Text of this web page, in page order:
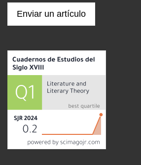
Enviar un artículo